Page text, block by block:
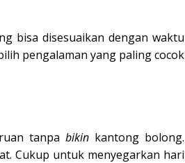
bisa disesuaikan dengan waktu
pengalaman yang paling cocok
tanpabikin kantong bolong.
Cukup untuk menyegarkan hari